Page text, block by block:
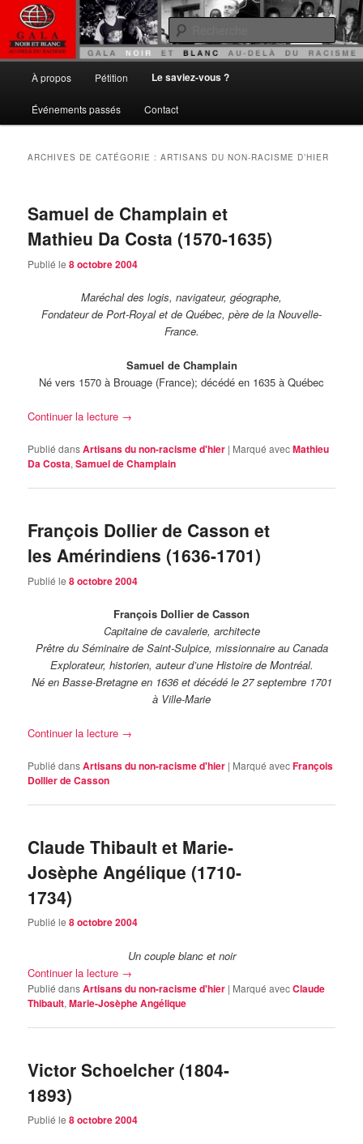
Aller
contenu
principal
Aller
contenu
secondaireAu delà du Racisme
Gala noir et blanc
À propos Pétition Le saviez-vous ?
Événements passés Contact
ARCHIVES DE CATÉGORIE :ARTISANS DU NON-RACISME D’HIER
Samuel de Champlain et
Mathieu Da Costa (1570-1635)
Publié le8 octobre 2004
Maréchal des logis, navigateur, géographe,
Fondateur de Port-Royal et de Québec, père de la Nouvelle-
France.
Samuel de Champlain
Né vers 1570 à Brouage (France); décédé en 1635 à Québec
Continuer la lecture →
Publié dansArtisans du non-racisme d'hier | Marqué avecMathieu
Da Costa,Samuel de Champlain
François Dollier de Casson et
les Amérindiens (1636-1701)
Publié le8 octobre 2004
François Dollier de Casson
Capitaine de cavalerie, architecte
Prêtre du Séminaire de Saint-Sulpice, missionnaire au Canada
Explorateur, historien, auteur d’une Histoire de Montréal.
Né en Basse-Bretagne en 1636 et décédé le 27 septembre 1701
à Ville-Marie
Continuer la lecture →
Publié dansArtisans du non-racisme d'hier | Marqué avecFrançois
Dollier de Casson
Claude Thibault et Marie-
Josèphe Angélique (1710-
1734)
Publié le8 octobre 2004
Un couple blanc et noir
Continuer la lecture →
Publié dansArtisans du non-racisme d'hier | Marqué avecClaude
Thibault,Marie-Josèphe Angélique
Victor Schoelcher (1804-
1893)
Publié le8 octobre 2004